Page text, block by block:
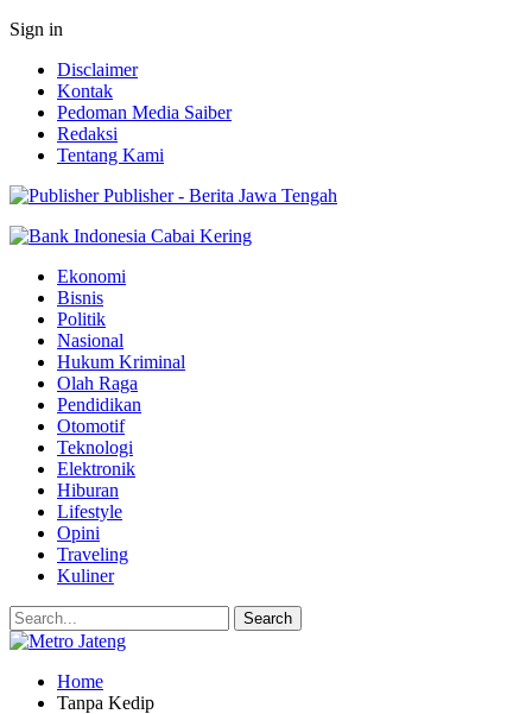
Sign in
Disclaimer
Kontak
Pedoman Media Saiber
Redaksi
Tentang Kami
Publisher - Berita Jawa Tengah
Ekonomi
Bisnis
Politik
Nasional
Hukum Kriminal
Olah Raga
Pendidikan
Otomotif
Teknologi
Elektronik
Hiburan
Lifestyle
Opini
Traveling
Kuliner
Home
Tanpa Kedip